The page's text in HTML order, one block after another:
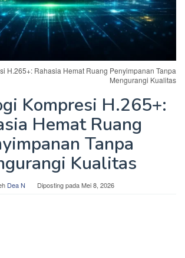
H.265+: Rahasia Hemat Ruang Penyimpanan Tanpa
Mengurangi Kualitas
Kompresi H.265+:
Hemat Ruang
Tanpa
Kualitas
Dea N Diposting padaMei 8, 2026